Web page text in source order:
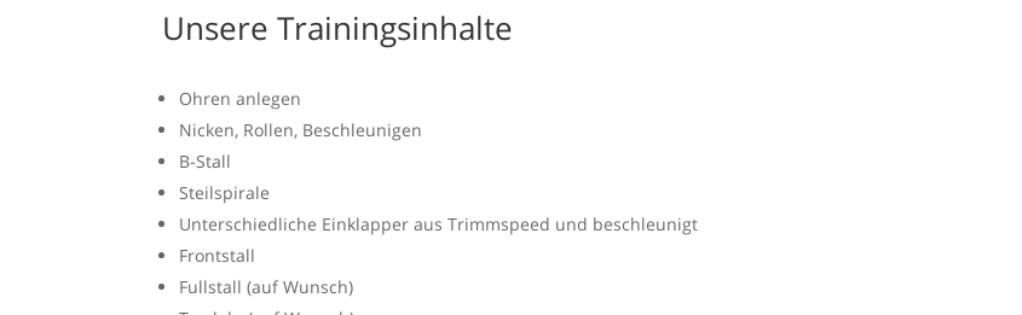
Unsere Trainingsinhalte
Ohren anlegen
Nicken, Rollen, Beschleunigen
B-Stall
Steilspirale
Unterschiedliche Einklapper aus Trimmspeed und beschleunigt
Frontstall
Fullstall (auf Wunsch)